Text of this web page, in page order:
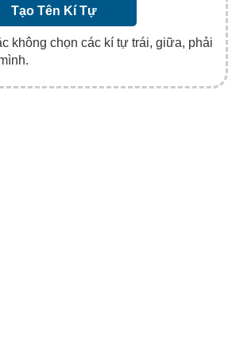
Tạo Tên Kí Tự
không chọn các kí tự trái, giữa, phải